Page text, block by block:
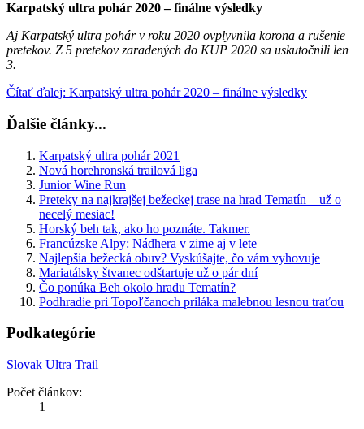
Karpatský ultra pohár 2020 – finálne výsledky
Aj Karpatský ultra pohár v roku 2020 ovplyvnila korona a rušenie
pretekov. Z 5 pretekov zaradených do KUP 2020 sa uskutočnili len
3.
Čítať ďalej: Karpatský ultra pohár 2020 – finálne výsledky
Ďalšie články...
Karpatský ultra pohár 2021
Nová horehronská trailová liga
Junior Wine Run
Preteky na najkrajšej bežeckej trase na hrad Tematín – už o
necelý mesiac!
Horský beh tak, ako ho poznáte. Takmer.
Francúzske Alpy: Nádhera v zime aj v lete
Najlepšia bežecká obuv? Vyskúšajte, čo vám vyhovuje
Mariatálsky štvanec odštartuje už o pár dní
Čo ponúka Beh okolo hradu Tematín?
Podhradie pri Topoľčanoch priláka malebnou lesnou traťou
Podkategórie
Slovak Ultra Trail
Počet článkov:
1